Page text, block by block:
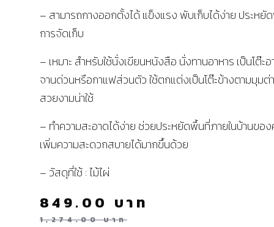
– สามารถกางออกตั้งได้ แข็งแรง พับเก็บได้ง่าย ประหยั
การจัดเก็บ
– เหมาะ สำหรับใช้นั่งเขียนหนังสือ นั่งทานอาหาร เป็นโต๊ะอ
จานด่วนหรือกาแฟส่วนตัว ใช้ตกแต่งเป็นโต๊ะข้างตามมุมต่
สวยงามน่าใช้
– ทำความสะอาดได้ง่าย ช่วยประหยัดพื้นที่ภายในบ้านขอ
เพิ่มความสะดวกสบายได้มากขึ้นด้วย
– วัสดุที่ใช้ : ไม้ไผ่
1,274.00บาท
849.00 บาท